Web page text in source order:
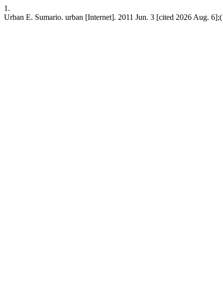
1.
Urban E. Sumario. urban [Internet]. 2011 Jun. 3 [cited 2026 Aug.